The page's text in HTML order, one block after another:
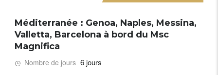
Méditerranée : Genoa, Naples, Messina,
Valletta, Barcelona à bord du Msc
Magnifica
Nombre de jours 6 jours